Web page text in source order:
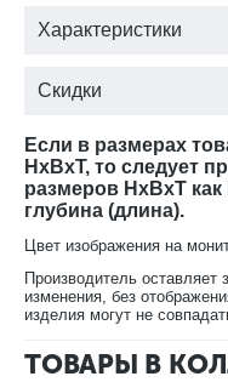
Характеристики
Скидки
Если в размерах
HxBxT, то следует
размеров HxBxT
глубина (длина).
Цвет изображения на
Производитель оставляет
изменения, без
изделия могут не
ТОВАРЫ В